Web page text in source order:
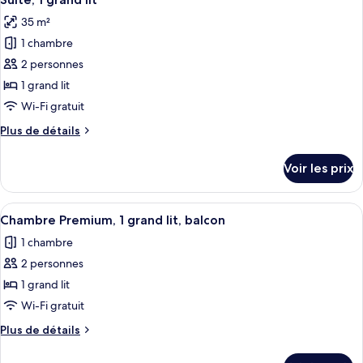
accessible
aux
personnes
à
mobilité
réduite
Chambre
Standard,
grand
lit,
accessible
aux
personnes
toutes
les
photos
pour
ce
type
chambre :
grand
lit
35 m²
1 chambre
2 personnes
1 grand lit
Wi-Fi gratuit
Plus de détails
Plus
le
type
de
Suite,
lit
Voir les prix
Afficher
toutes
les
photos
pour
ce
type
de
Un balcon doté d’une balustrade en
6
Chambre Premium, 1 grand lit, balcon
1 chambre
2 personnes
1 grand lit
Wi-Fi gratuit
Plus de détails
Plus